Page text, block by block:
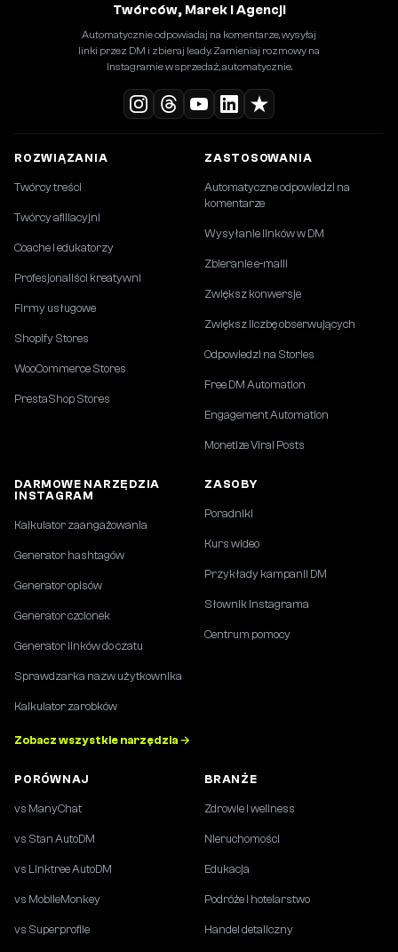
Twórców, Marek i Agencji
Automatycznie odpowiadaj na komentarze, wysyłaj
linki przez DM i zbieraj leady. Zamieniaj rozmowy na
Instagramie w sprzedaż, automatycznie.
ROZWIĄZANIA
Twórcy treści
Twórcy afiliacyjni
Coache i edukatorzy
Profesjonaliści kreatywni
Firmy usługowe
Shopify Stores
WooCommerce Stores
PrestaShop Stores
ZASTOSOWANIA
Automatyczne odpowiedzi na
komentarze
Wysyłanie linków w DM
Zbieranie e-maili
Zwiększ konwersje
Zwiększ liczbę obserwujących
Odpowiedzi na Stories
Free DM Automation
Engagement Automation
Monetize Viral Posts
DARMOWE NARZĘDZIA
INSTAGRAM
Kalkulator zaangażowania
Generator hashtagów
Generator opisów
Generator czcionek
Generator linków do czatu
Sprawdzarka nazw użytkownika
Kalkulator zarobków
Zobacz wszystkie narzędzia →
ZASOBY
Poradniki
Kurs wideo
Przykłady kampanii DM
Słownik Instagrama
Centrum pomocy
PORÓWNAJ
vs ManyChat
vs Stan AutoDM
vs Linktree AutoDM
vs MobileMonkey
vs Superprofile
BRANŻE
Zdrowie i wellness
Nieruchomości
Edukacja
Podróże i hotelarstwo
Handel detaliczny